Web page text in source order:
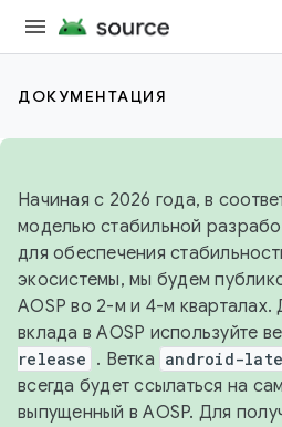
ДОКУМЕНТАЦИЯ
Начиная с 2026 года, в
моделью стабильной
для обеспечения
экосистемы, мы будем
AOSP во 2-м и 4-м кварталах.
вклада в AOSP используйте
release . Ветка android-
всегда будет ссылаться на
выпущенный в AOSP. Для